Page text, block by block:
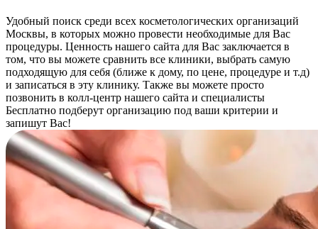
Удобный поиск среди всех косметологических организаций
Москвы, в которых можно провести необходимые для Вас
процедуры. Ценность нашего сайта для Вас заключается в
том, что вы можете сравнить все клиники, выбрать самую
подходящую для себя (ближе к дому, по цене, процедуре и т.д)
и записаться в эту клинику. Также вы можете просто
позвонить в колл-центр нашего сайта и специалисты
Бесплатно подберут организацию под ваши критерии и
запишут Вас!